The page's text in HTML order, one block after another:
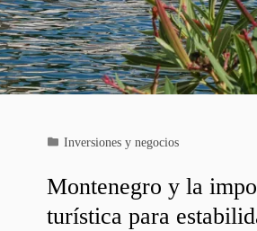
Inversiones y negocios
Montenegro y la
turística para